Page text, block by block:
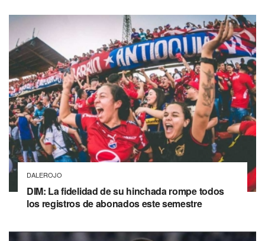
DALEROJO
DIM: La fidelidad de su hinchada rompe todos
los registros de abonados este semestre